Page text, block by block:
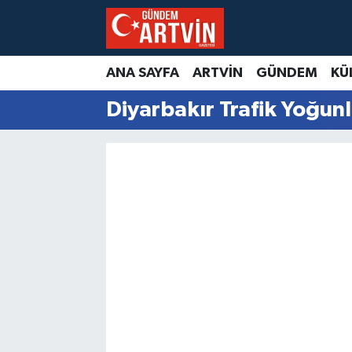
ANA SAYFA ARTVİN GÜNDEM
Diyarbakır Trafik